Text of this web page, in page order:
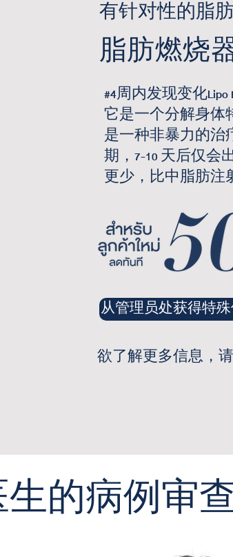
有针对性的脂
脂肪燃烧
#4周内发现变化
它是一个分解身体
是一种非暴力的治
期，7-10 天后仅会
更少，比中脂肪注
从管理员处获得特殊
欲了解更多信息，请
的病例审